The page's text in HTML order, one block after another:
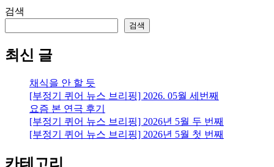
검색
검색
최신 글
채식을 안 할 듯
[부정기 퀴어 뉴스 브리핑] 2026. 05월 세번째
요즘 본 연극 후기
[부정기 퀴어 뉴스 브리핑] 2026년 5월 두 번째
[부정기 퀴어 뉴스 브리핑] 2026년 5월 첫 번째
카테고리